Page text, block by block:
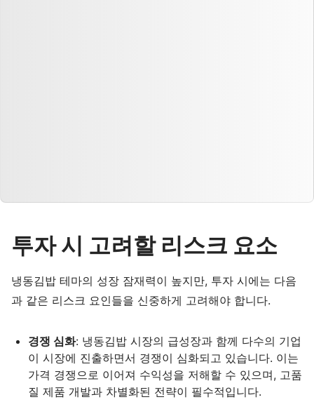
투자 시 고려할 리스크 요소
냉동김밥 테마의 성장 잠재력이 높지만, 투자 시에는 다음
과 같은 리스크 요인들을 신중하게 고려해야 합니다.
경쟁 심화: 냉동김밥 시장의 급성장과 함께 다수의 기업
이 시장에 진출하면서 경쟁이 심화되고 있습니다. 이는
가격 경쟁으로 이어져 수익성을 저해할 수 있으며, 고품
질 제품 개발과 차별화된 전략이 필수적입니다.